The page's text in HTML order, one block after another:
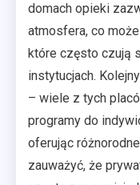
domach opieki
atmosfera, co
które często czują
instytucjach.
– wiele z tych
programy do
oferując
zauważyć, że